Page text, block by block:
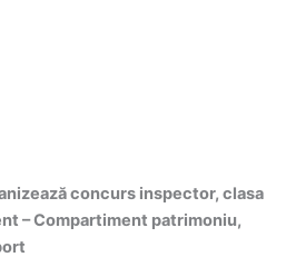
concurs inspector, clasa
– Compartiment patrimoniu,